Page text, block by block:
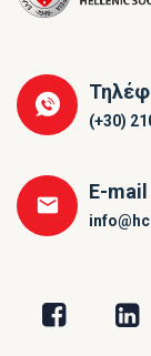
(+30)
E-mail